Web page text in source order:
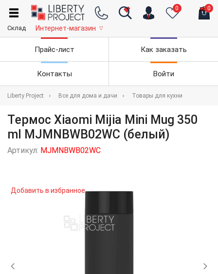
0 0
Склад Интернет-магазин ▽
Прайс-лист Как заказать
Контакты Войти
Liberty Project Все для дома и дачи Товары для кухни
Термос Xiaomi Mijia Mini Mug 350
ml MJMNBWB02WC (белый)
Артикул: MJMNBWB02WC
Добавить в избранное